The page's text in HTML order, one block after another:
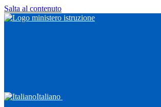
Salta al contenuto
Italiano